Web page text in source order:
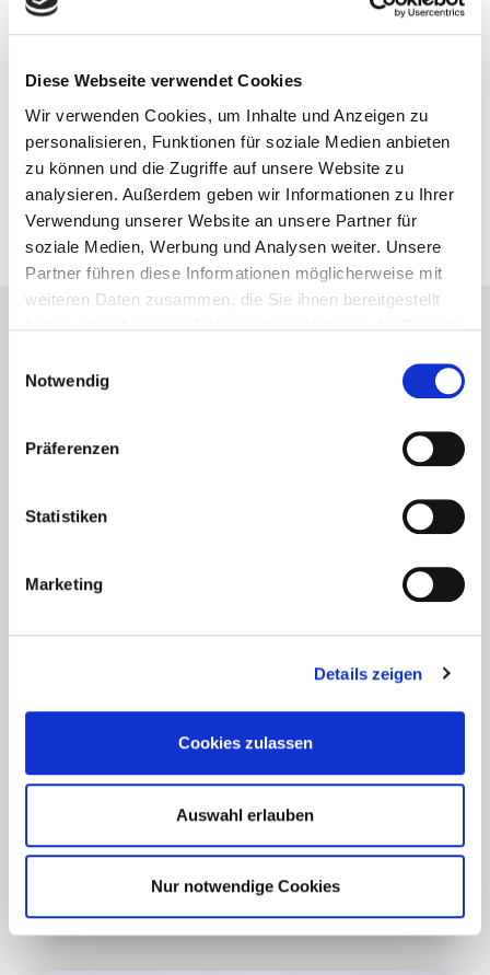
Diese Webseite verwendet Cookies
Wir verwenden Cookies, um Inhalte und Anzeigen zu
personalisieren, Funktionen für soziale Medien anbieten
zu können und die Zugriffe auf unsere Website zu
analysieren. Außerdem geben wir Informationen zu Ihrer
Verwendung unserer Website an unsere Partner für
soziale Medien, Werbung und Analysen weiter. Unsere
Partner führen diese Informationen möglicherweise mit
weiteren Daten zusammen, die Sie ihnen bereitgestellt
Notwendig
Präferenzen
Statistiken
Marketing
Details zeigen
Cookies zulassen
Auswahl erlauben
Nur notwendige Cookies
Steindalsfossen
Eis aus Norwegen
12. Juli 2015
UNSERE EMPFEHLUNGEN
Coronavirus in Norwegen –
Ansteckungsgefahren aus dem
Osten?
17. März 2020